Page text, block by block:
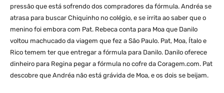
pressão que está sofrendo dos compradores da fórmula. Andréa se
atrasa para buscar Chiquinho no colégio, e se irrita ao saber que o
menino foi embora com Pat. Rebeca conta para Moa que Danilo
voltou machucado da viagem que fez a São Paulo. Pat, Moa, Ítalo e
Rico temem ter que entregar a fórmula para Danilo. Danilo oferece
dinheiro para Regina pegar a fórmula no cofre da Coragem.com. Pat
descobre que Andréa não está grávida de Moa, e os dois se beijam.